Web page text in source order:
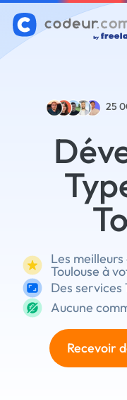
25
Les
Toulouse à
Des services
Aucune
Recevoir